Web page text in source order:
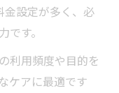
金設定が多く、必
す。
利用頻度や目的を
ケアに最適です